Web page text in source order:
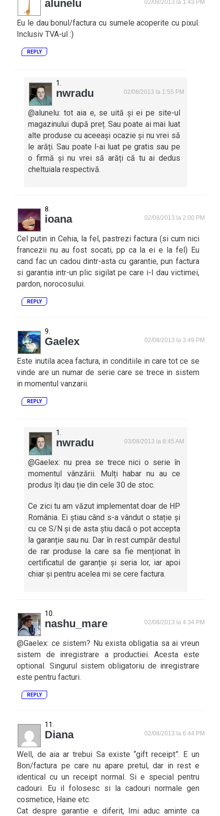
alunelu 02/08/2013 la 1:43 PM
Eu le dau bonul/factura cu sumele acoperite cu pixul.
Inclusiv TVA-ul :)
REPLY
nwradu 02/08/2013 la 1:55 PM
@alunelu: tot aia e, se uită și ei pe site-ul
magazinului după preț. Sau poate ai mai luat
alte produse cu aceeași ocazie și nu vrei să
le arăți. Sau poate l-ai luat pe gratis sau pe
o firmă și nu vrei să arăți că tu ai dedus
cheltuiala respectivă.
ioana 02/08/2013 la 2:00 PM
Cel putin in Cehia, la fel, pastrezi factura (si cum nici
francezii nu au fost socati, pp ca la ei e la fel) Eu
cand fac un cadou dintr-asta cu garantie, pun factura
si garantia intr-un plic sigilat pe care i-l dau victimei,
pardon, norocosului.
REPLY
Gaelex 02/08/2013 la 3:49 PM
Este inutila acea factura, in conditiile in care tot ce se
vinde are un numar de serie care se trece in sistem
in momentul vanzarii.
REPLY
nwradu 03/08/2013 la 8:45 AM
@Gaelex: nu prea se trece nici o serie în
momentul vânzării. Mulți habar nu au ce
produs îți dau ție din cele 30 de stoc.
Ce zici tu am văzut implementat doar de HP
România. Ei știau când s-a vândut o stație și
cu ce S/N și de asta știu dacă o pot accepta
la garanție sau nu. Dar în rest cumpăr destul
de rar produse la care sa fie menționat în
certificatul de garanție și seria lor, iar apoi
chiar și pentru acelea mi se cere factura.
nashu_mare 02/08/2013 la 4:34 PM
@Gaelex: ce sistem? Nu exista obligatia sa ai vreun
sistem de inregistrare a productiei. Acesta este
optional. Singurul sistem obligatoriu de inregistrare
este pentru facturi.
REPLY
Diana 02/08/2013 la 6:44 PM
Well, de aia ar trebui Sa existe “gift receipt”. E un
Bon/factura pe care nu apare pretul, dar in rest e
identical cu un receipt normal. Si e special pentru
cadouri. Eu il folosesc si la cadouri normale gen
cosmetice, Haine etc.
Cat despre garantie e diferit, Imi aduc aminte ca